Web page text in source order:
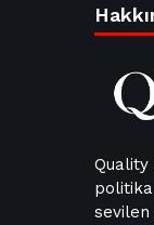
Quality
politika